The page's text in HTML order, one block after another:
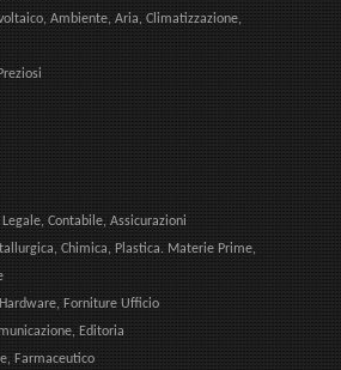
Ambiente, Aria, Climatizzazione,
Contabile, Assicurazioni
Chimica, Plastica. Materie Prime,
Forniture Ufficio
Editoria
Farmaceutico